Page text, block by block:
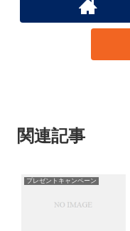
関連記事
プレゼントキャンペーン